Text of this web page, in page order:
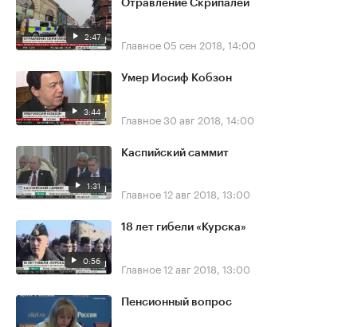
2:47
Отравление Скрипалей
Главное 05 сен 2018, 14:00
3:44
Умер Иосиф Кобзон
Главное30 авг 2018, 14:00
1:31
Каспийский саммит
Главное12 авг 2018, 13:00
0:56
18 лет гибели «Курска»
Главное12 авг 2018, 13:00
Пенсионный вопрос